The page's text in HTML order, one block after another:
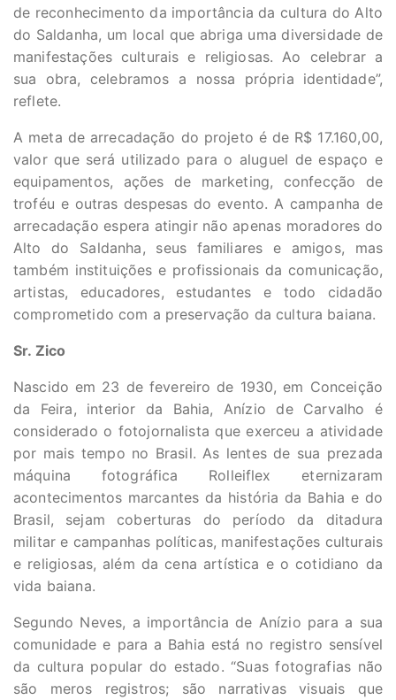
de reconhecimento da importância da cultura do Alto
do Saldanha, um local que abriga uma diversidade de
manifestações culturais e religiosas. Ao celebrar a
sua obra, celebramos a nossa própria identidade”,
reflete.
A meta de arrecadação do projeto é de R$ 17.160,00,
valor que será utilizado para o aluguel de espaço e
equipamentos, ações de marketing, confecção de
troféu e outras despesas do evento. A campanha de
arrecadação espera atingir não apenas moradores do
Alto do Saldanha, seus familiares e amigos, mas
também instituições e profissionais da comunicação,
artistas, educadores, estudantes e todo cidadão
comprometido com a preservação da cultura baiana.
Sr. Zico
Nascido em 23 de fevereiro de 1930, em Conceição
da Feira, interior da Bahia, Anízio de Carvalho é
considerado o fotojornalista que exerceu a atividade
por mais tempo no Brasil. As lentes de sua prezada
máquina fotográfica Rolleiflex eternizaram
acontecimentos marcantes da história da Bahia e do
Brasil, sejam coberturas do período da ditadura
militar e campanhas políticas, manifestações culturais
e religiosas, além da cena artística e o cotidiano da
vida baiana.
Segundo Neves, a importância de Anízio para a sua
comunidade e para a Bahia está no registro sensível
da cultura popular do estado. “Suas fotografias não
são meros registros; são narrativas visuais que